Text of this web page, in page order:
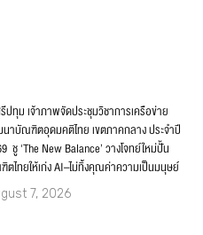
ปทุม เจ้าภาพจัดประชุมวิชาการเครือข่าย
าบัณฑิตอุดมคติไทย เขตภาคกลาง ประจำปี
ชู ‘The New Balance’ วางโจทย์ใหม่ปั้น
ไทยให้เก่ง AI–ไม่ทิ้งคุณค่าความเป็นมนุษย์
7, 2026